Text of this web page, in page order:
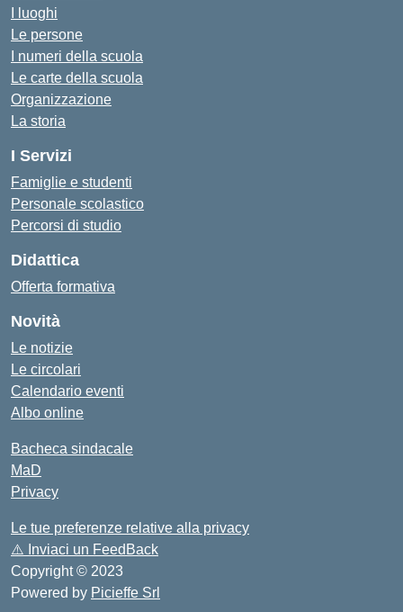
I luoghi
Le persone
I numeri della scuola
Le carte della scuola
Organizzazione
La storia
I Servizi
Famiglie e studenti
Personale scolastico
Percorsi di studio
Didattica
Offerta formativa
Novità
Le notizie
Le circolari
Calendario eventi
Albo online
Bacheca sindacale
MaD
Privacy
Le tue preferenze relative alla privacy
⚠️ Inviaci un FeedBack
Copyright © 2023
Powered by Picieffe Srl